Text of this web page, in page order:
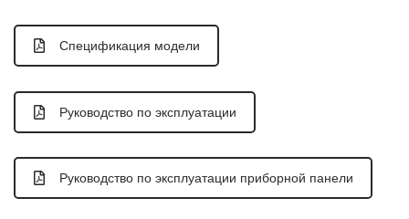
Спецификация модели
Руководство по эксплуатации
Руководство по эксплуатации приборной панели